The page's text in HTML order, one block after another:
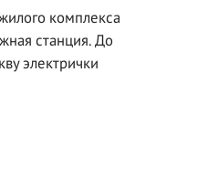
комплекса
станция. До
электрички